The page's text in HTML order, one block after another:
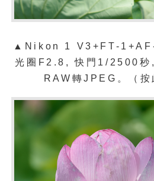
▲Nikon 1 V3+FT-
光圈F2.8, 快門1/2500
RAW轉JPEG。（按